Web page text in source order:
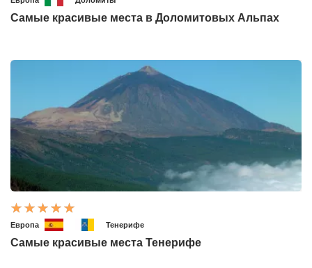
Самые красивые места в Доломитовых Альпах
Европа Тенерифе
Самые красивые места Тенерифе